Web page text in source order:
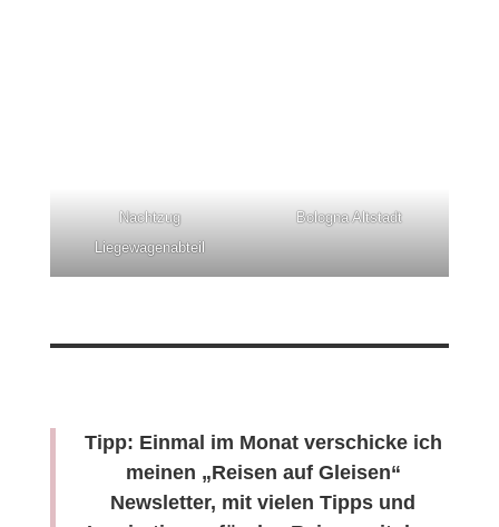
Nachtzug
Liegewagenabteil
Bologna Altstadt
Tipp: Einmal im Monat verschicke ich
meinen „Reisen auf Gleisen“
Newsletter, mit vielen Tipps und